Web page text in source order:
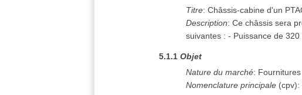
Titre:Châssis-cabine d'un
Description:Ce châssis sera
suivantes : - Puissance de
5.1.1Objet
Nature du marché: Fournitures
Nomenclature principale (cpv):